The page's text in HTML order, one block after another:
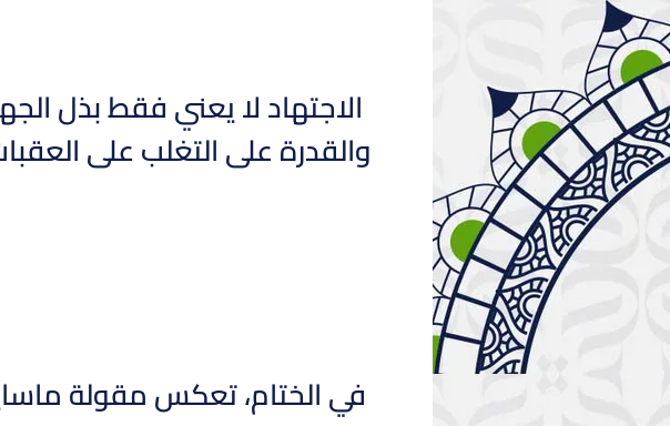
الاجتهاد لا يعني فقط بذل
والقدرة على التغلب على
في الختام، تعكس مقولة